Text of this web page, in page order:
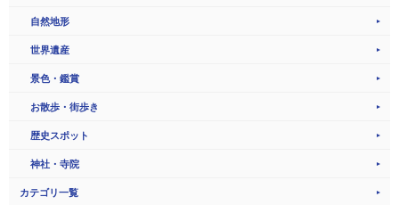
自然地形
世界遺産
景色・鑑賞
お散歩・街歩き
歴史スポット
神社・寺院
カテゴリ一覧